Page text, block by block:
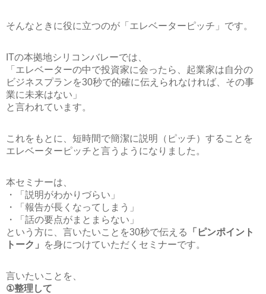
そんなときに役に立つのが「エレベーターピッチ」です。
ITの本拠地シリコンバレーでは、
「エレベーターの中で投資家に会ったら、起業家は自分の
ビジネスプランを30秒で的確に伝えられなければ、その事
業に未来はない」
と言われています。
これをもとに、短時間で簡潔に説明（ピッチ）することを
エレベーターピッチと言うようになりました。
本セミナーは、
・「説明がわかりづらい」
・「報告が長くなってしまう」
・「話の要点がまとまらない」
という方に、言いたいことを30秒で伝える
「ピンポイント
トーク」
を身につけていただくセミナーです。
言いたいことを、
①整理して